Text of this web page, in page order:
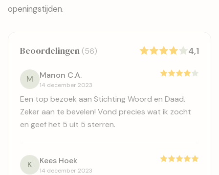
openingstijden.
Beoordelingen (56) 4,1
M Manon C.A.
14 december 2023
Een top bezoek aan Stichting Woord en Daad.
Zeker aan te bevelen! Vond precies wat ik zocht
en geef het 5 uit 5 sterren.
K Kees Hoek
14 december 2023